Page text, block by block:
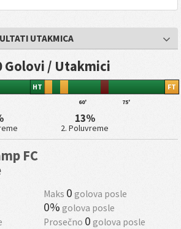
UTAKMICA
Golovi / Utakmici
HT
60' 75'
FT
13%
2. Poluvreme
FC
Maks 0 golova posle
0% golova posle
Prosečno 0 golova posle